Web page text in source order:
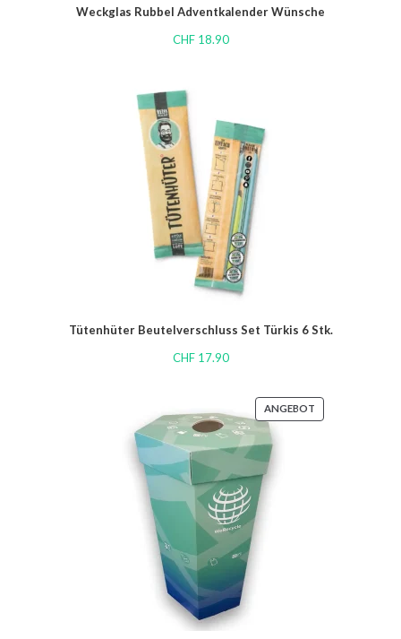
Weckglas Rubbel Adventkalender Wünsche
CHF18.90
Tütenhüter Beutelverschluss Set Türkis 6 Stk.
CHF17.90
ANGEBOT